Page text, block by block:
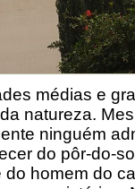
médias e
natureza.
ninguém
do pôr-do-
do homem do